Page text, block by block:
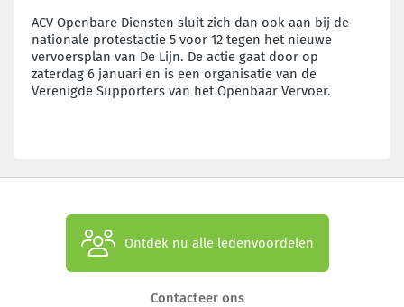
ACV Openbare Diensten sluit zich dan ook aan bij de
nationale protestactie 5 voor 12 tegen het nieuwe
vervoersplan van De Lijn. De actie gaat door op
zaterdag 6 januari en is een organisatie van de
Verenigde Supporters van het Openbaar Vervoer.
Ontdek nu alle ledenvoordelen
Contacteer ons